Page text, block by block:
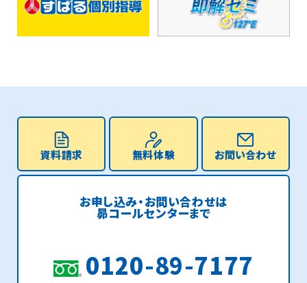
資料請求 無料体験 お問い合わせ
お申し込み・お問い合わせは
昴コールセンターまで
0120-89-7177